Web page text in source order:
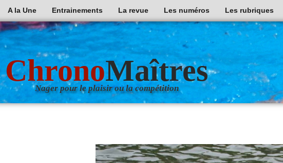
A la Une Entrainements La revue Les numéros Les rubriques
ChronoMaîtres
Nager pour le plaisir ou la compétition